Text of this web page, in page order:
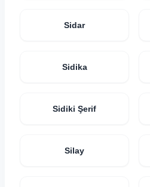
Sidar
Sidika
Sidiki Şerif
Silay